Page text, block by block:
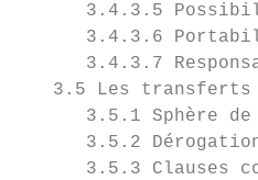
3.4.3.5
3.4.3.6
3.4.3.7
3.5 Les
3.5.1 Sphère
3.5.2
3.5.3 Clauses